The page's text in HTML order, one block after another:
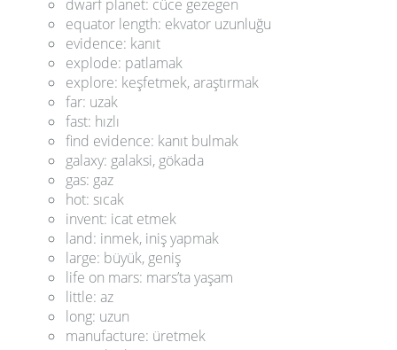
dwarf planet: cüce gezegen
equator length: ekvator uzunluğu
evidence: kanıt
explode: patlamak
explore: keşfetmek, araştırmak
far: uzak
fast: hızlı
find evidence: kanıt bulmak
galaxy: galaksi, gökada
gas: gaz
hot: sıcak
invent: icat etmek
land: inmek, iniş yapmak
large: büyük, geniş
life on mars: mars’ta yaşam
little: az
long: uzun
manufacture: üretmek